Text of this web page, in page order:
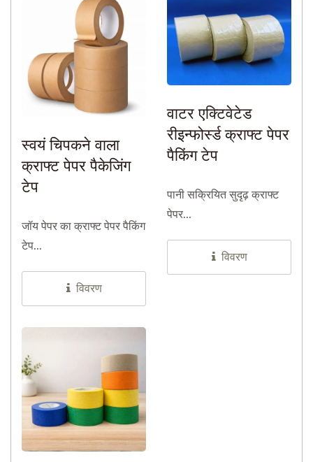
स्वयं चिपकने वाला
क्राफ्ट पेपर पैकेजिंग
टेप
जॉय पेपर का क्राफ्ट पेपर पैकिंग
टेप...
विवरण
वाटर एक्टिवेटेड
रीइन्फोर्स्ड क्राफ्ट पेपर
पैकिंग टेप
पानी सक्रियित सुदृढ़ क्राफ्ट
पेपर...
विवरण